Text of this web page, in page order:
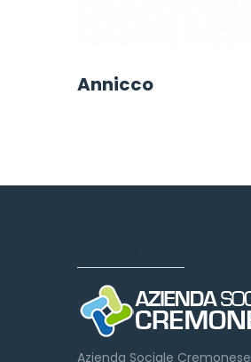
Annicco
Azienda Sociale Cremonese